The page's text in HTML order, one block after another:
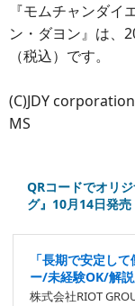
『モムチャンダイ
ン・ダヨン』は、
（税込）です。
(C)JDY
MS
QRコードでオリ
グ』10月14日発売
「長期で安定し
ー/未経験OK/解
株式会社RIOT